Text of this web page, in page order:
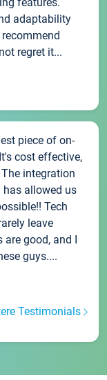
adaptability
regret it...
piece of on-
cost effective,
integration
has allowed us
Tech
leave
are good, and I
guys....
Testimonials